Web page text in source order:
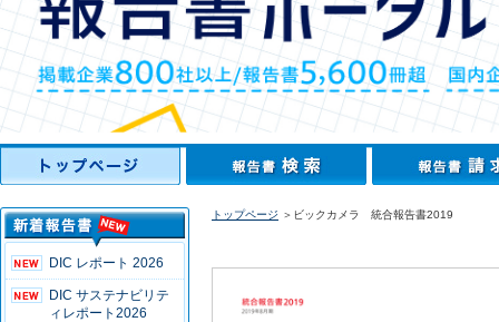
DIC レポート 2026
DIC サステナビリテ
ィレポート2026
トップページ ＞ビックカメラ 統合報告書2019